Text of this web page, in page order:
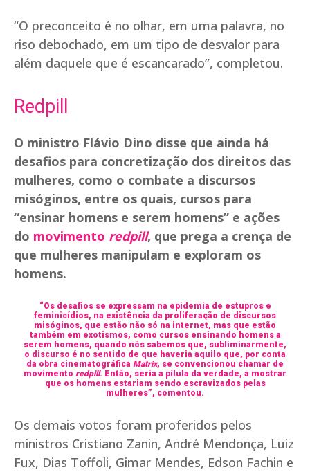
“O preconceito é no olhar, em uma palavra, no
riso debochado, em um tipo de desvalor para
além daquele que é escancarado”, completou.
Redpill
O ministro Flávio Dino disse que ainda há
desafios para concretização dos direitos das
mulheres, como o combate a discursos
misóginos, entre os quais, cursos para
“ensinar homens e serem homens” e ações
do movimento redpill, que prega a crença de
que mulheres manipulam e exploram os
homens.
“Os desafios se expressam na epidemia de estupros e
feminicídios, na existência da proliferação de discursos
misóginos, que estão não só na internet, mas que estão
também em exotismos, como cursos ensinando homens a
serem homens, quando nós sabemos que, subliminarmente,
o discurso é no sentido de que haveria aquilo que, por conta
da obra cinematográfica Matrix, se convencionou chamar de
movimento redpill. Então, seria a pílula da verdade, a mostrar
que os homens estariam sendo escravizados pelas
mulheres”, comentou.
Os demais votos foram proferidos pelos
ministros Cristiano Zanin, André Mendonça, Luiz
Fux, Dias Toffoli, Gimar Mendes, Edson Fachin e